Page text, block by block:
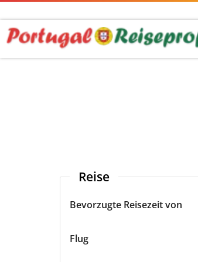
Reise
Bevorzugte Reisezeit von
Flug